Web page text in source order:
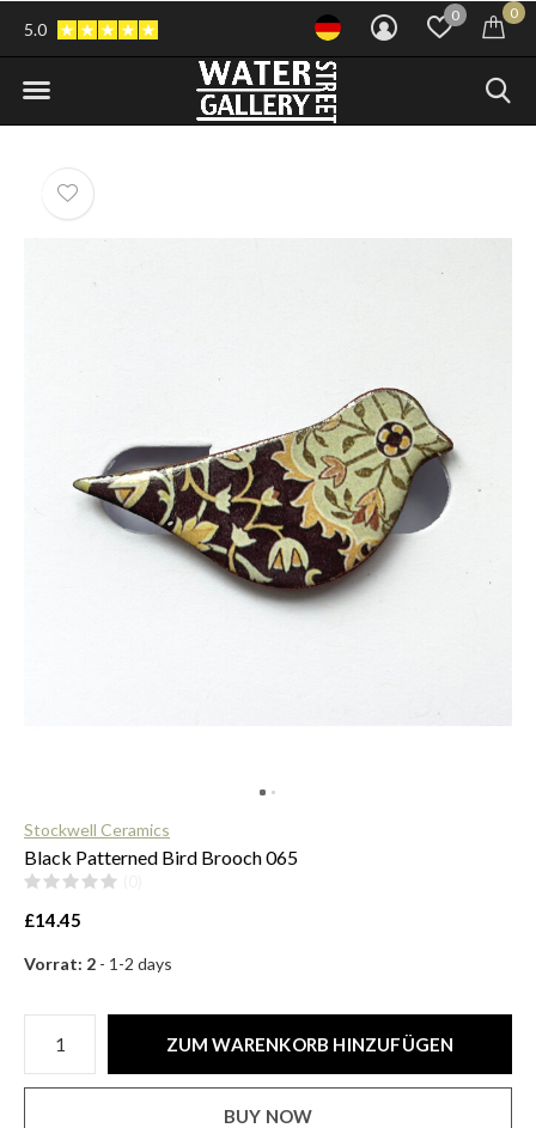
0 0
5.0
Stockwell Ceramics
Black Patterned Bird Brooch 065
£14.45
Vorrat: 2 - 1-2 days
ZUM WARENKORB HINZUFÜGEN
BUY NOW